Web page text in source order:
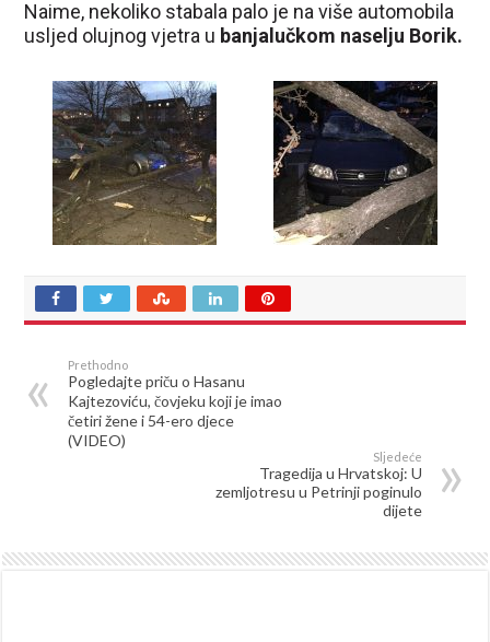
Naime, nekoliko stabala palo je na više automobila
usljed olujnog vjetra u banjalučkom naselju Borik.
Prethodno
Pogledajte priču o Hasanu
Kajtezoviću, čovjeku koji je imao
četiri žene i 54-ero djece
(VIDEO)
Sljedeće
Tragedija u Hrvatskoj: U
zemljotresu u Petrinji poginulo
dijete